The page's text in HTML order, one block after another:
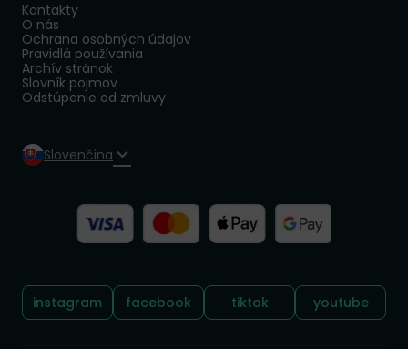
Kontakty
O nás
Ochrana osobných údajov
Pravidlá používania
Archív stránok
Slovník pojmov
Odstúpenie od zmluvy
Slovenčina
Sledujte nás:
instagram facebook tiktok youtube